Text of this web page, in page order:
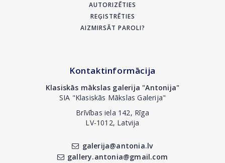
AUTORIZĒTIES
REĢISTRĒTIES
AIZMIRSĀT PAROLI?
Kontaktinformācija
Klasiskās mākslas galerija "Antonija"
SIA "Klasiskās Mākslas Galerija"
Brīvības iela 142, Rīga
LV-1012, Latvija
galerija@antonia.lv
gallery.antonia@gmail.com